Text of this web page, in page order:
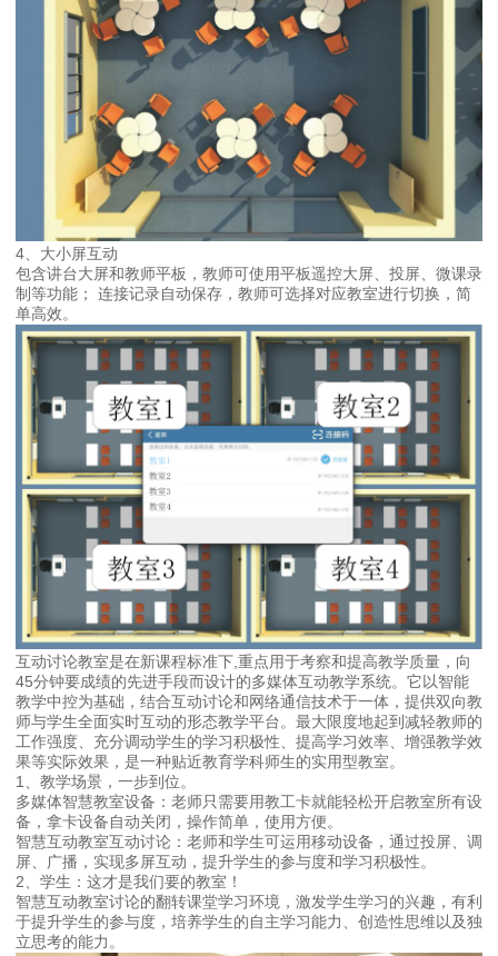
4、大小屏互动
包含讲台大屏和教师平板，教师可使用平板遥控大屏、投屏、微课录
制等功能； 连接记录自动保存，教师可选择对应教室进行切换，简
单高效。
互动讨论教室是在新课程标准下,重点用于考察和提高教学质量，向
45分钟要成绩的先进手段而设计的多媒体互动教学系统。它以智能
教学中控为基础，结合互动讨论和网络通信技术于一体，提供双向教
师与学生全面实时互动的形态教学平台。最大限度地起到减轻教师的
工作强度、充分调动学生的学习积极性、提高学习效率、增强教学效
果等实际效果，是一种贴近教育学科师生的实用型教室。
1、教学场景，一步到位。
多媒体智慧教室设备：老师只需要用教工卡就能轻松开启教室所有设
备，拿卡设备自动关闭，操作简单，使用方便。
智慧互动教室互动讨论：老师和学生可运用移动设备，通过投屏、调
屏、广播，实现多屏互动，提升学生的参与度和学习积极性。
2、学生：这才是我们要的教室！
智慧互动教室讨论的翻转课堂学习环境，激发学生学习的兴趣，有利
于提升学生的参与度，培养学生的自主学习能力、创造性思维以及独
立思考的能力。